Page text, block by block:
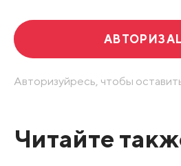
Авторизуйресь, чтобы
Читайте